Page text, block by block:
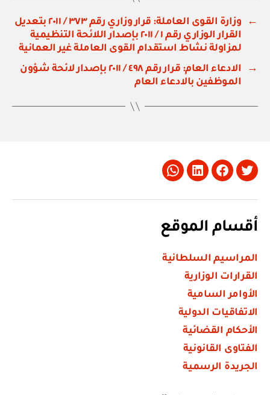
←
وزارة القوى العاملة: قرار وزاري رقم ٣٧٣ / ٢٠١١ بتعديل
القرار الوزاري رقم ١ / ٢٠١١ بإصدار اللائحة التنظيمية
لمزاولة نشاط استقدام القوى العاملة غير العمانية
→
الادعاء العام: قرار رقم ٤٩٨ / ٢٠١١ بإصدار لائحة شؤون
الموظفين بالادعاء العام
Twitter
Facebook
LinkedIn
Whatsapp
أقسام الموقع
المراسيم السلطانية
القرارات الوزارية
الأوامر السامية
الاتفاقيات الدولية
الأحكام القضائية
الفتاوى القانونية
الجريدة الرسمية